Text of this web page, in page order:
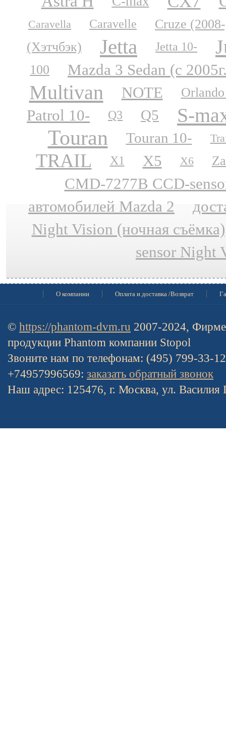
Caravella Caravelle
Cruze
(Хэтчбэк)
Jetta Jetta 10-
100 Mazda 3 Sedan (с
Multivan NOTE
Patrol 10- Q3 Q5 S-
Touran Touran 10-
TRAIL X1 X5 X6
CMD-7277B CCD-
автомобилей Mazda 2
Night Vision (ночная съёмка)
sensor Night
О компании Оплата и доставка /Возврат
© https://phantom-dvm.ru 2007-2024,
продукции Phantom компании Stopol
Звоните нам по телефонам: (495) 799-33-
+74957996569: заказать обратный звонок
Наш адрес: 125476, г. Москва, ул. Василия